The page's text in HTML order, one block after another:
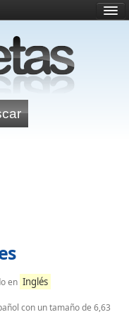
en Inglés
con un tamaño de 6,63